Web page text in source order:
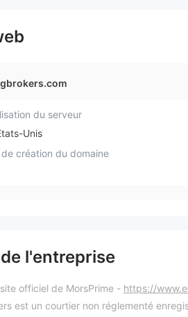
du serveur
Unis
création du domaine
l'entreprise
officiel de MorsPrime - https://
est un courtier non réglementé